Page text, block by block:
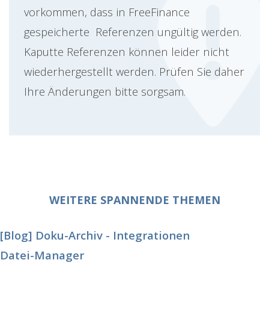
vorkommen, dass in FreeFinance
gespeicherte Referenzen ungültig werden.
Kaputte Referenzen können leider nicht
wiederhergestellt werden. Prüfen Sie daher
Ihre Änderungen bitte sorgsam.
WEITERE SPANNENDE THEMEN
[Blog] Doku-Archiv - Integrationen
Datei-Manager